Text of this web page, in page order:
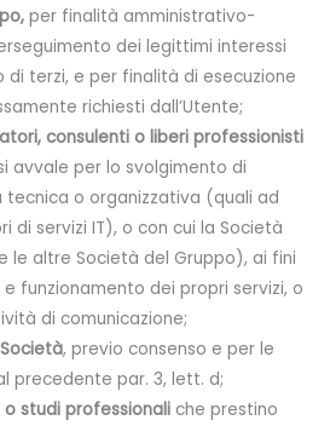
per finalità amministrativo-
dei legittimi interessi
di terzi, e per finalità di esecuzione
richiesti dall’Utente;
consulenti o liberi professionisti
avvale per lo svolgimento di
tecnica o organizzativa (quali ad
di servizi IT), o con cui la Società
le altre Società del Gruppo), ai fini
funzionamento dei propri servizi, o
di comunicazione;
, previo consenso e per le
precedente par. 3, lett. d;
studi professionali che prestino